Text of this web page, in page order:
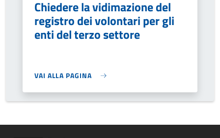
Chiedere la vidimazione del
registro dei volontari per gli
enti del terzo settore
VAI ALLA PAGINA